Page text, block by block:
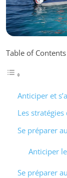
Table of Contents
Anticiper et
Les
Se préparer
Anticiper
Se préparer